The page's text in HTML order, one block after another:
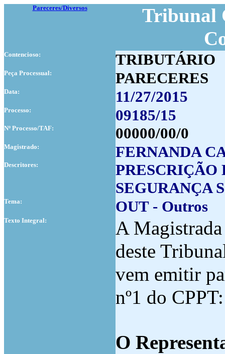
Pareceres/Diversos
Tribunal
Contencioso: TRIBUTÁRIO
Peça Processual: PARECERES
Data: 11/27/2015
Processo: 09185/15
Nº Processo/TAF: 00000/00/0
Magistrado: FERNANDA
Descritores:
PRESCRIÇÃO
SEGURANÇA
Tema: OUT - Outros
Texto Integral:
A
deste
vem emitir
nº1 do CPPT:
O